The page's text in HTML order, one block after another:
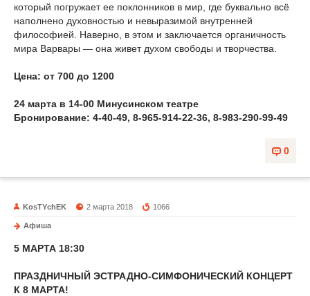
который погружает ее поклонников в мир, где буквально всё
наполнено духовностью и невыразимой внутренней
философией. Наверно, в этом и заключается органичность
мира Варвары — она живет духом свободы и творчества.
Цена: от 700 до 1200
24 марта в 14-00 Минусинском театре
Бронирование: 4-40-49, 8-965-914-22-36, 8-983-290-99-49
0
KosTYchEK 2 марта 2018 1066
Афиша
5 МАРТА 18:30
ПРАЗДНИЧНЫЙ ЭСТРАДНО-СИМФОНИЧЕСКИЙ КОНЦЕРТ
К 8 МАРТА!